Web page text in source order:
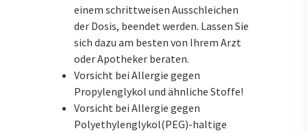
einem schrittweisen Ausschleichen
der Dosis, beendet werden. Lassen Sie
sich dazu am besten von Ihrem Arzt
oder Apotheker beraten.
Vorsicht bei Allergie gegen
Propylenglykol und ähnliche Stoffe!
Vorsicht bei Allergie gegen
Polyethylenglykol(PEG)-haltige